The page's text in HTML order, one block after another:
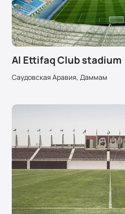
Al Ettifaq Club stadium
Саудовская Аравия, Даммам